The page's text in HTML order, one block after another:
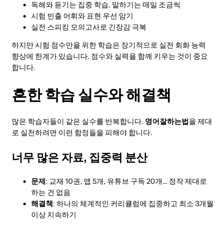
독해와 듣기는 집중 학습, 말하기는 매일 조금씩
시험 빈출 어휘와 표현 우선 암기
실전 스피킹 모의고사로 긴장감 극복
하지만 시험 점수만을 위한 학습은 장기적으로 실전 회화 능력
향상에 한계가 있습니다. 점수와 실력을 함께 키우는 것이 중요
합니다.
흔한 학습 실수와 해결책
많은 학습자들이 같은 실수를 반복합니다. 영어잘하는법을 제대
로 실천하려면 이런 함정들을 피해야 합니다.
너무 많은 자료, 집중력 분산
문제: 교재 10권, 앱 5개, 유튜브 구독 20개… 정작 제대로
하는 건 없음
해결책: 하나의 체계적인 커리큘럼에 집중하고 최소 3개월
이상 지속하기